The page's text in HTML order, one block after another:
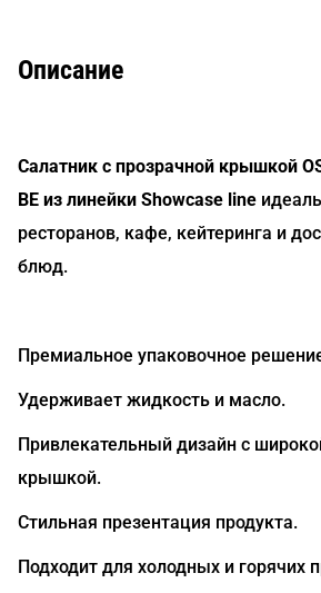
Описание
Салатник с прозрачной крышкой
BE из линейки Showcase line
ресторанов, кафе, кейтеринга и
блюд.
Премиальное упаковочное
Удерживает жидкость и масло.
Привлекательный дизайн с
крышкой.
Стильная презентация продукта.
Подходит для холодных и горячих